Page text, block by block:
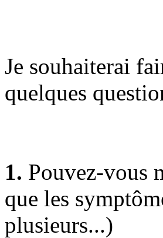
Je souhaiterai
quelques
1. Pouvez-vous
que les
plusieurs...)